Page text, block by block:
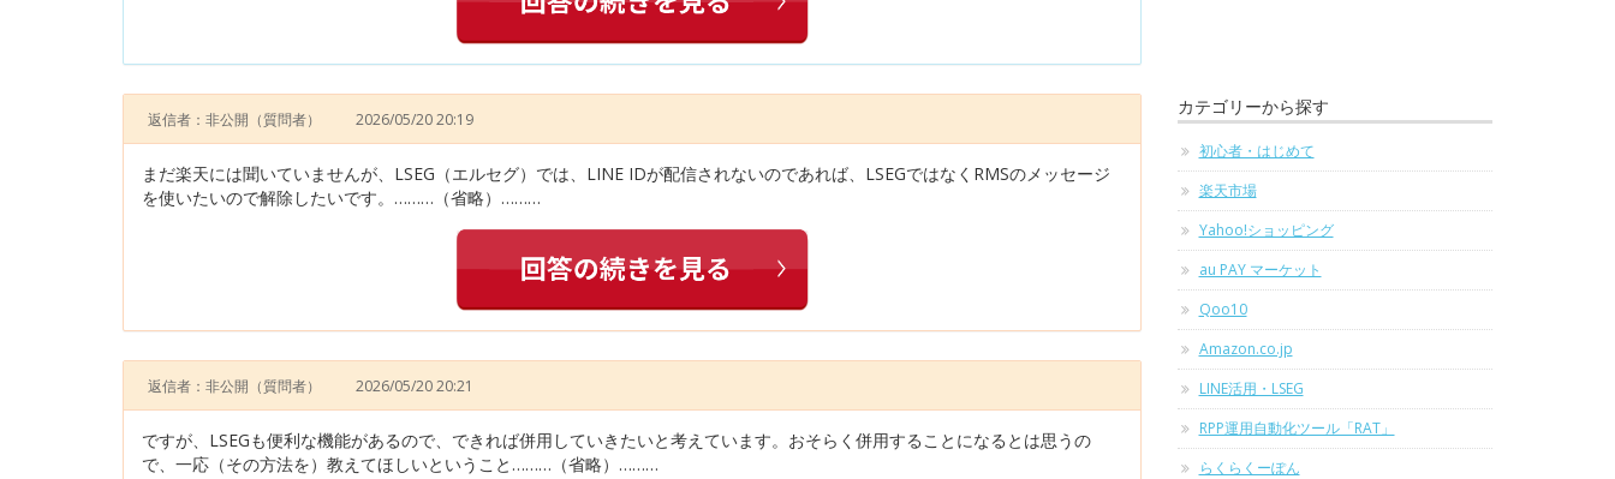
返信者：非公開 （質問者） 2026/05/20 20:19
まだ楽天には聞いていませんが、LSEG（エルセグ）では、LINE IDが配信されないのであれば、LSEGではなくRMSのメッセージ
を使いたいので解除したいです。………（省略）………
返信者：非公開 （質問者） 2026/05/20 20:21
ですが、LSEGも便利な機能があるので、できれば併用していきたいと考えています。おそらく併用することになるとは思うの
で、一応（その方法を）教えてほしいということ………（省略）………
カテゴリーから探す
初心者・はじめて
楽天市場
Yahoo!ショッピング
au PAY マーケット
Qoo10
Amazon.co.jp
LINE活用・LSEG
RPP運用自動化ツール「RAT」
らくらくーぽん